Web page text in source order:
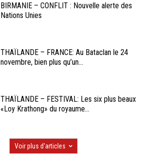
BIRMANIE – CONFLIT : Nouvelle alerte des
Nations Unies
THAÏLANDE – FRANCE: Au Bataclan le 24
novembre, bien plus qu’un...
THAÏLANDE – FESTIVAL: Les six plus beaux
«Loy Krathong» du royaume...
Voir plus d'articles